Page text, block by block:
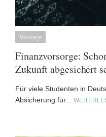
Vorsorge
Finanzvorsorge:
Zukunft abgesichert
Für viele Studenten in
Absicherung für...